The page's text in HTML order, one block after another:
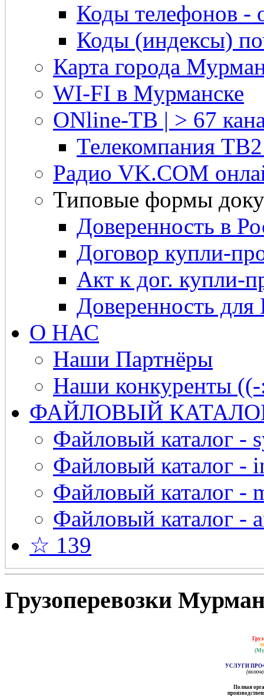
Коды телефонов -
Коды (индексы)
Карта города
WI-FI в Мурманске
ONline-ТВ | > 67
Телекомпания
Радио VK.COM
Типовые формы
Доверенность в
Договор купли-
Акт к дог. купли-
Доверенность
О НАС
Наши Партнёры
Наши конкуренты
ФАЙЛОВЫЙ
Файловый каталог -
Файловый каталог -
Файловый каталог -
Файловый каталог -
☆ 139
Грузоперевозки
УСЛУГИ
Полная